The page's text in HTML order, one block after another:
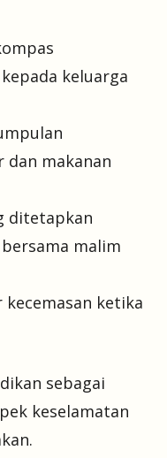
keluarga
dan makanan
ditetapkan
malim
ketika
sebagai
keselamatan